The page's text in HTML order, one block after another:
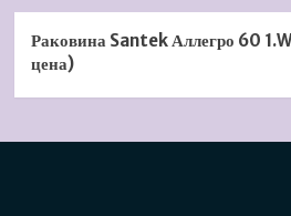
Раковина Santek Аллегро 60
цена)